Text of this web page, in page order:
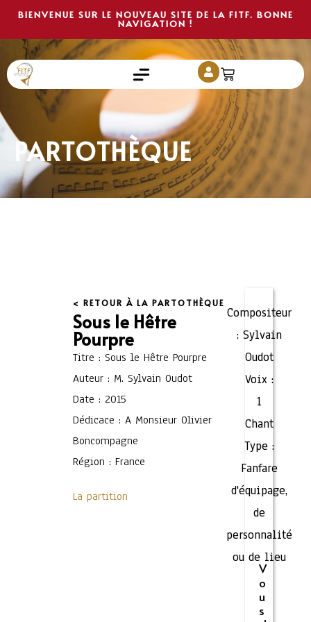
BIENVENUE SUR LE NOUVEAU SITE DE LA FITF. BONNE
NAVIGATION !
PARTOTHÈQUE
< RETOUR À LA PARTOTHÈQUE
Sous le Hêtre
Pourpre
Titre : Sous le Hêtre Pourpre
Auteur : M. Sylvain Oudot
Date : 2015
Dédicace : A Monsieur Olivier
Boncompagne
Région : France
La partition
Compositeur
: Sylvain
Oudot
Voix :
1
Chant
Type :
Fanfare
d'équipage,
de
personnalité
ou de lieu
V
o
u
s